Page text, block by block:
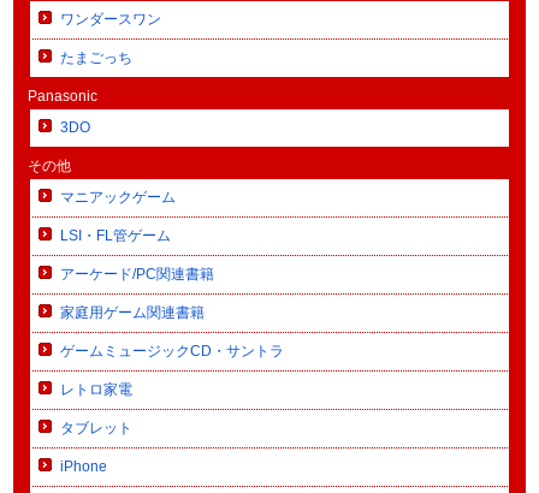
ワンダースワン
たまごっち
Panasonic
3DO
その他
マニアックゲーム
LSI・FL管ゲーム
アーケード/PC関連書籍
家庭用ゲーム関連書籍
ゲームミュージックCD・サントラ
レトロ家電
タブレット
iPhone